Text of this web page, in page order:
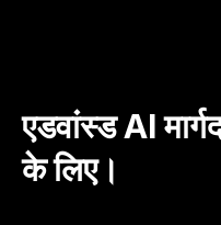
एडवांस्ड AI
के लिए।